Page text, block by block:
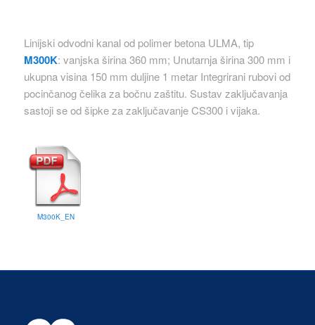
Linijski odvodni kanal od polimer betona ULMA, tip
M300K: vanjska širina 360 mm; Unutarnja širina 300 mm i
ukupna visina 150 mm duljine 1 metar Integrirani rubovi od
pocinčanog čelika za bočnu zaštitu. Sustav zaključavanja
sastoji se od šipke za zaključavanje CS300 i vijaka.
M300K_EN